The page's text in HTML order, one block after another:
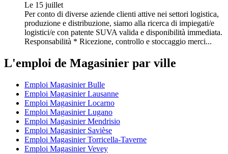
Le 15 juillet
Per conto di diverse aziende clienti attive nei settori logistica,
produzione e distribuzione, siamo alla ricerca di impiegati/e
logistici/e con patente SUVA valida e disponibilità immediata.
Responsabilità * Ricezione, controllo e stoccaggio merci...
L'emploi de Magasinier par ville
Emploi Magasinier Bulle
Emploi Magasinier Lausanne
Emploi Magasinier Locarno
Emploi Magasinier Lugano
Emploi Magasinier Mendrisio
Emploi Magasinier Savièse
Emploi Magasinier Torricella-Taverne
Emploi Magasinier Vevey